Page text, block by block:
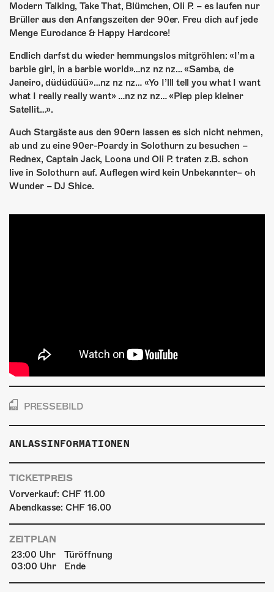
Modern Talking, Take That, Blümchen, Oli P. – es laufen nur
Brüller aus den Anfangszeiten der 90er. Freu dich auf jede
Menge Eurodance & Happy Hardcore!
Endlich darfst du wieder hemmungslos mitgröhlen: «I’m a
barbie girl, in a barbie world»…nz nz nz… «Samba, de
Janeiro, düdüdüüü»…nz nz nz… «Yo I’lll tell you what I want
what I really really want» …nz nz nz… «Piep piep kleiner
Satellit…».
Auch Stargäste aus den 90ern lassen es sich nicht nehmen,
ab und zu eine 90er-Poardy in Solothurn zu besuchen –
Rednex, Captain Jack, Loona und Oli P. traten z.B. schon
live in Solothurn auf. Auflegen wird kein Unbekannter– oh
Wunder – DJ Shice.
PRESSEBILD
ANLASSINFORMATIONEN
TICKETPREIS
Vorverkauf: CHF 11.00
Abendkasse: CHF 16.00
ZEITPLAN
23:00 Uhr
Türöffnung
03:00 Uhr
Ende